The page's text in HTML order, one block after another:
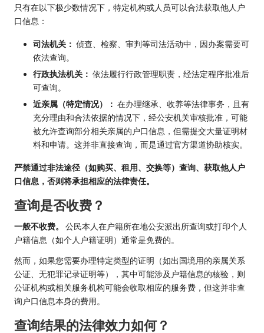
只有在以下极少数情况下，特定机构或人员可以合法获取他人户
口信息：
司法机关： 侦查、检察、审判等司法活动中，因办案需要可
依法查询。
行政执法机关： 依法履行行政管理职责，经法定程序批准后
可查询。
近亲属（特定情况）： 在办理继承、收养等法律事务，且有
充分理由和合法依据的情况下，经公安机关审核批准，可能
被允许查询部分相关亲属的户口信息，但需提交大量证明材
料和申请。这并非直接查询，而是通过官方渠道协助核实。
严禁通过非法途径（如购买、租用、交换等）查询、获取他人户
口信息，否则将承担相应的法律责任。
查询是否收费？
一般不收费。
公民本人在户籍所在地公安派出所查询或打印个人
户籍信息（如个人户籍证明）通常是免费的。
然而，如果您需要办理特定类型的证明（如出国境用的亲属关系
公证、无犯罪记录证明等），其中可能涉及户籍信息的核验，则
公证机构或相关服务机构可能会收取相应的服务费，但这并非查
询户口信息本身的费用。
查询结果的法律效力如何？